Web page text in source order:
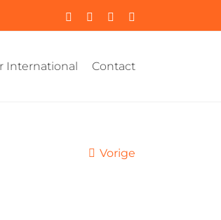
InstagramFacebookYouTube
International Contact
Vorige